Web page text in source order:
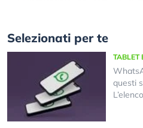
Selezionati per te
TABLET
questi